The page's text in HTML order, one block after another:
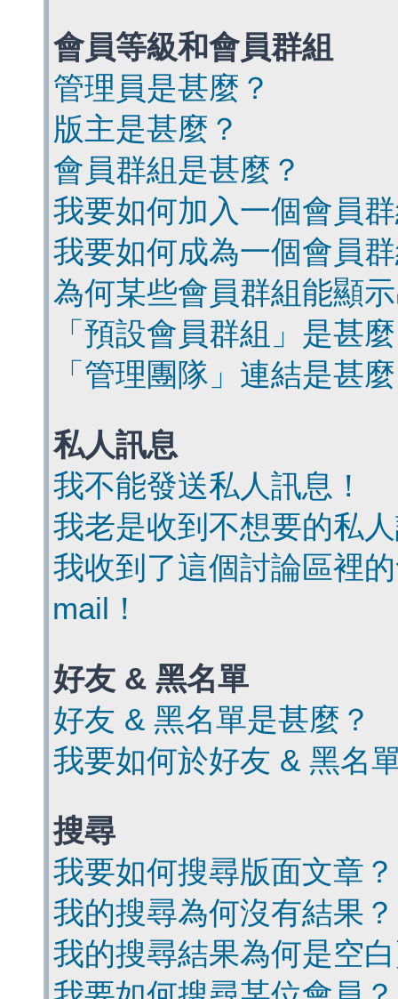
會員等級和會員群組
管理員是甚麼？
版主是甚麼？
會員群組是甚麼？
我要如何加入一個會員
我要如何成為一個會員
為何某些會員群組能顯
「預設會員群組」是甚
「管理團隊」連結是甚
私人訊息
我不能發送私人訊息！
我老是收到不想要的私
我收到了這個討論區裡
mail！
好友 & 黑名單
好友 & 黑名單是甚麼？
我要如何於好友 & 黑名
搜尋
我要如何搜尋版面文章？
我的搜尋為何沒有結果？
我的搜尋結果為何是空